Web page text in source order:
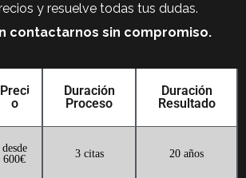
y resuelve todas tus dudas.
contactarnos sin compromiso.
Preci
o
Duración
Proceso
Duración
Resultado
desde
600€
3 citas 20 años